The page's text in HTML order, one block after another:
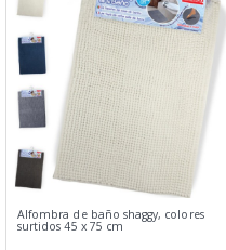
Alfombra de baño shaggy, colores
surtidos 45 x 75 cm